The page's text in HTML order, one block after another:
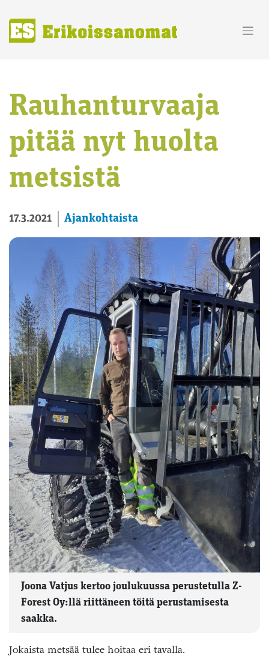
content
Rauhanturvaaja
pitää nyt huolta
metsistä
17.3.2021 Ajankohtaista
Joona Vatjus kertoo joulukuussa perustetulla Z-
Forest Oy:llä riittäneen töitä perustamisesta
saakka.
Jokaista metsää tulee hoitaa eri tavalla.